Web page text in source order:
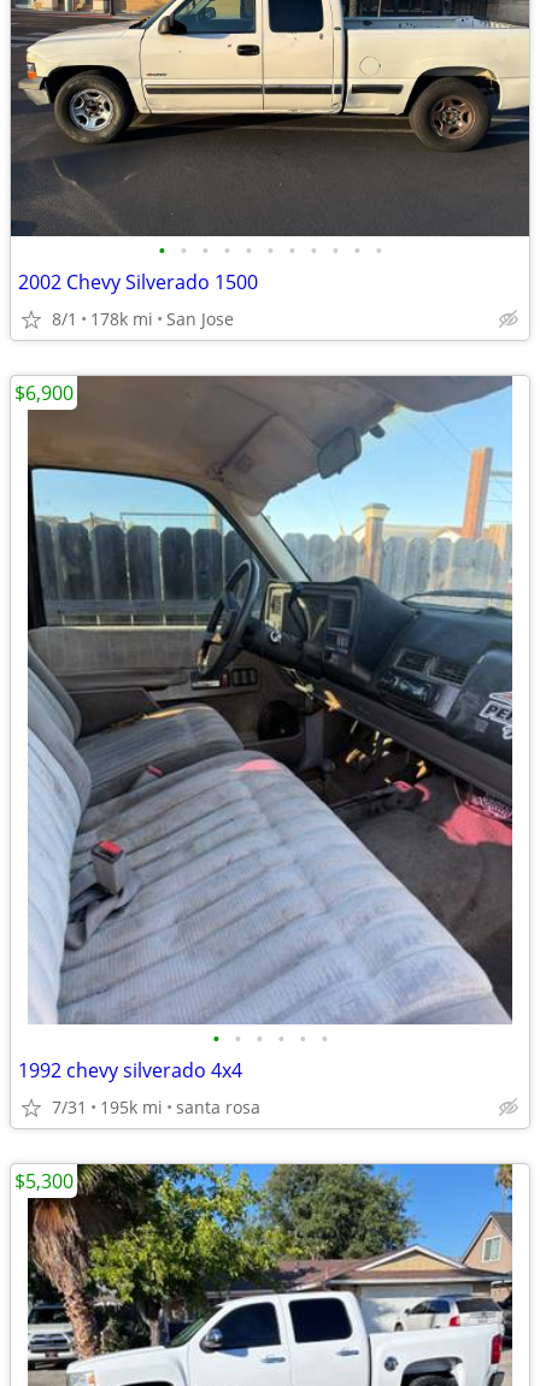
• • • • • • • • • • •
2002 Chevy Silverado 1500
8/1 178k mi San Jose
• • • • • •
1992 chevy silverado 4x4
7/31 195k mi santa rosa
$6,900
$5,300